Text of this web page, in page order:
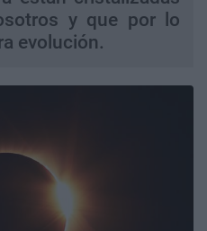
y que por lo
evolución.